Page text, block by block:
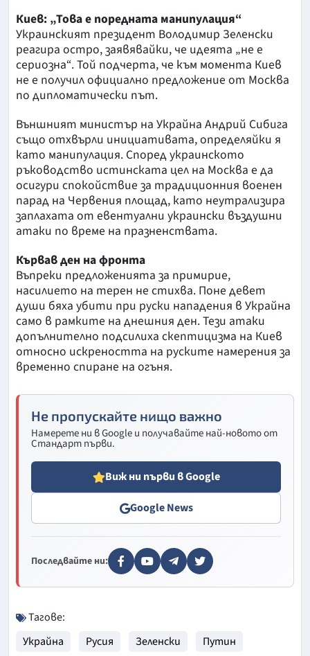
Киев: „Това е поредната манипулация“
Украинският президент Володимир Зеленски
реагира остро, заявявайки, че идеята „не е
сериозна“. Той подчерта, че към момента Киев
не е получил официално предложение от Москва
по дипломатически път.
Външният министър на Украйна Андрий Сибига
също отхвърли инициативата, определяйки я
като манипулация. Според украинското
ръководство истинската цел на Москва е да
осигури спокойствие за традиционния военен
парад на Червения площад, като неутрализира
заплахата от евентуални украински въздушни
атаки по време на празненствата.
Кървав ден на фронта
Въпреки предложенията за примирие,
насилието на терен не стихва. Поне девет
души бяха убити при руски нападения в Украйна
само в рамките на днешния ден. Тези атаки
допълнително подсилиха скептицизма на Киев
относно искреността на руските намерения за
временно спиране на огъня.
Не пропускайте нищо важно
Намерете ни в Google и получавайте най-новото от
Стандарт първи.
Виж ни първи в Google
Google News
Последвайте ни:
Тагове:
Украйна
Русия Зеленски
Путин